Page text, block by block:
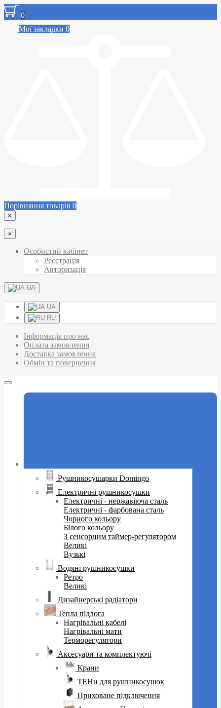
0
Мої закладки 0
Порівняння товарів 0
×
×
Особистий кабінет
Реєстрація
Авторизація
UA
UA
RU
Інформація про нас
Оплата замовлення
Доставка замовлення
Обмін та повернення
Рушникосушарки Domingo
Електричні рушникосушки
Електричні - нержавіюча сталь
Електричні - фарбована сталь
Чорного кольору
Білого кольору
З сенсорним таймер-регулятором
Великі
Вузькі
Водяні рушникосушки
Ретро
Великі
Дизайнерські радіатори
Тепла підлога
Нагрівальні кабелі
Нагрівальні мати
Терморегулятори
Аксесуари та комплектуючі
Крани
ТЕНи для рушникосушок
Приховане підключення